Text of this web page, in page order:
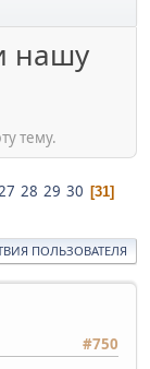
нашу
тему.
28 29 30 31
ПОЛЬЗОВАТЕЛЯ
#750